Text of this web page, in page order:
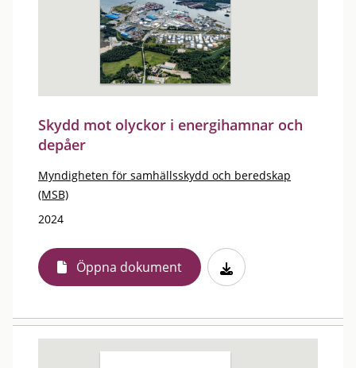
Skydd mot olyckor i energihamnar och
depåer
Myndigheten för samhällsskydd och beredskap
(MSB)
2024
Öppna dokument